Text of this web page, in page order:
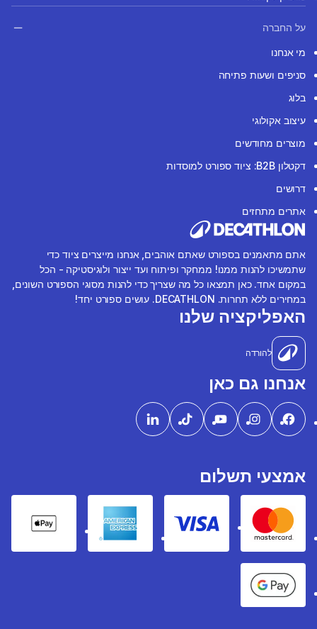
על החברה
מי אנחנו
סניפים ושעות פתיחה
בלוג
עיצוב אקולוגי
מוצרים מחודשים
דקטלון B2B: ציוד ספורט למוסדות
דרושים
אתרים מתחזים
אתם מתאמנים בספורט שאתם אוהבים, אנחנו מייצרים ציוד כדי
שתמשיכו להנות ממנו! ממחקר ופיתוח ועד ייצור ולוגיסטיקה - הכל
במקום אחד. כאן תמצאו כל מה שצריך כדי להנות מסוגי הספורט השונים,
במחירים ללא תחרות. DECATHLON. עושים ספורט יחד!
האפליקציה שלנו
להורדה
אנחנו גם כאן
אמצעי תשלום
Mastercard
Visa
American express
Pay
Google Pay